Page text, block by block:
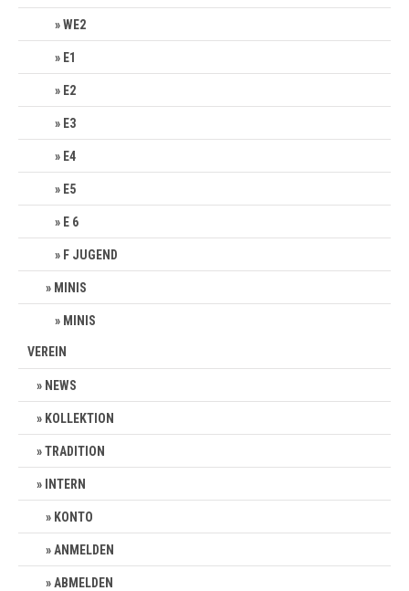
WE2
E1
E2
E3
E4
E5
E 6
F JUGEND
MINIS
MINIS
VEREIN
NEWS
KOLLEKTION
TRADITION
INTERN
KONTO
ANMELDEN
ABMELDEN